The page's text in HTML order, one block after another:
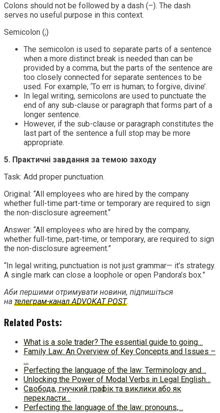
Colons should not be followed by a dash (–). The dash
serves no useful purpose in this context.
Semicolon (;)
The semicolon is used to separate parts of a sentence
when a more distinct break is needed than can be
provided by a comma, but the parts of the sentence are
too closely connected for separate sentences to be
used. For example, ‘To err is human; to forgive, divine’.
In legal writing, semicolons are used to punctuate the
end of any sub-clause or paragraph that forms part of a
longer sentence.
However, if the sub-clause or paragraph constitutes the
last part of the sentence a full stop may be more
appropriate.
5. Практичні завдання за темою заходу
Task: Add proper punctuation.
Original: “All employees who are hired by the company
whether full-time part-time or temporary are required to sign
the non-disclosure agreement.“
Answer: “All employees who are hired by the company,
whether full-time, part-time, or temporary, are required to sign
the non-disclosure agreement.”
“In legal writing, punctuation is not just grammar— it’s strategy.
A single mark can close a loophole or open Pandora’s box.”
Аби першими отримувати новини, підпишіться
на телеграм-канал ADVOKAT POST.
Related Posts:
What is a sole trader? The essential guide to going…
Family Law: An Overview of Key Concepts and Issues –
…
Perfecting the language of the law: Terminology and…
Unlocking the Power of Modal Verbs in Legal English…
Свобода, гнучкий графік та виклики або як
перекласти…
Perfecting the language of the law: pronouns,…